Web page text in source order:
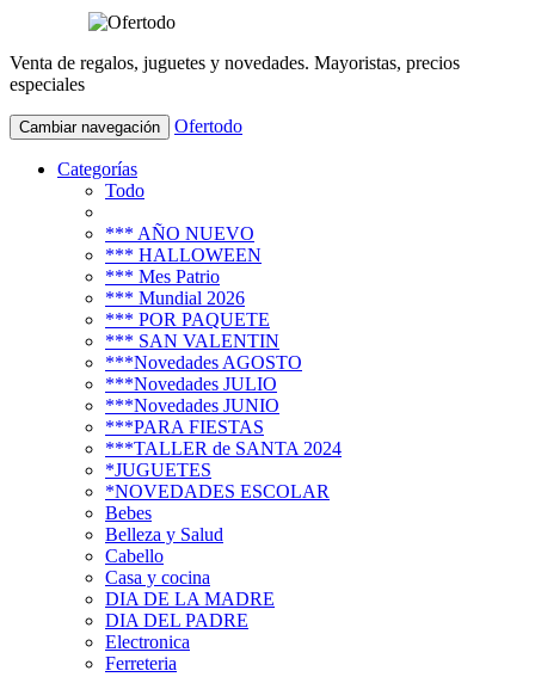
Venta de regalos, juguetes y novedades. Mayoristas, precios
especiales
Cambiar navegación Ofertodo
Categorías
Todo
*** AÑO NUEVO
*** HALLOWEEN
*** Mes Patrio
*** Mundial 2026
*** POR PAQUETE
*** SAN VALENTIN
***Novedades AGOSTO
***Novedades JULIO
***Novedades JUNIO
***PARA FIESTAS
***TALLER de SANTA 2024
*JUGUETES
*NOVEDADES ESCOLAR
Bebes
Belleza y Salud
Cabello
Casa y cocina
DIA DE LA MADRE
DIA DEL PADRE
Electronica
Ferreteria